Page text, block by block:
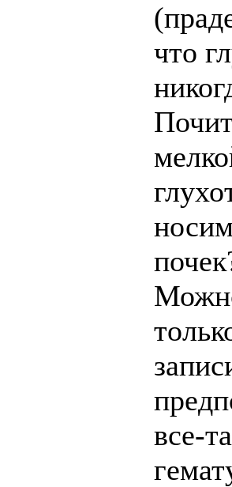
что
все-